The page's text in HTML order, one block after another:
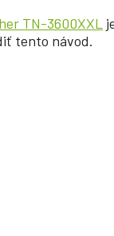
TN-3600XXL
tento návod.